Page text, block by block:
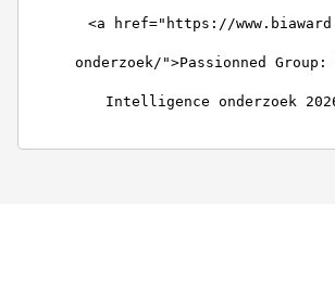
<a href="https://
onderzoek/">Passionned Group:
Intelligence onderzoek